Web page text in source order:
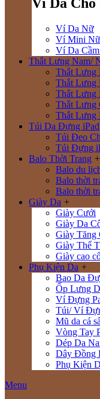
Ví Da Nữ
Ví Mini Nữ
Ví Da
Thắt Lưng Nam/
Thắt Lưng
Thắt Lưng
Thắt Lưng
Thắt Lưng
Thắt Lưng
Túi Da Đựng iPad
Túi Đeo
Túi Đựng
Balo Thời Trang +
Balo du
Balo thời
Balo thời
Giày Da +
Giày Cưới
Giày Da
Giày Tăng
Giày Thể
Giày cao
Phụ Kiện Da +
Bao Da
Ốp Lưng
Ví Đựng
Túi/ Ví
Mũ da cá
Vòng Tay
Dép Da
Dây Đồng
Phụ Kiện
Menu